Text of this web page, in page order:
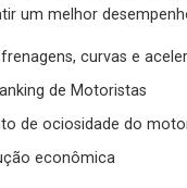
um melhor
curvas e
de Motoristas
de ociosidade do
econômica